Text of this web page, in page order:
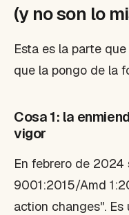
(y no son lo
Esta es la parte
que la pongo de la
Cosa 1: la
vigor
En febrero de 2024
9001:2015/Amd
action changes".